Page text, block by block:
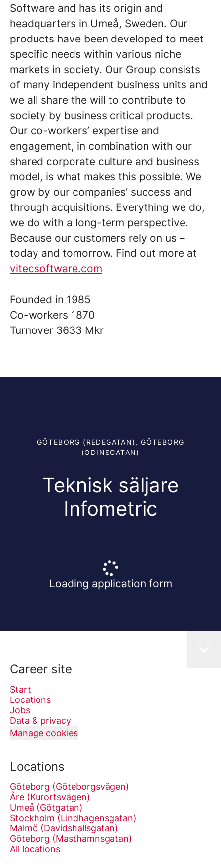
Software and has its origin and
headquarters in Umeå, Sweden. Our
products have been developed to meet
specific needs within various niche
markets in society. Our Group consists
of many independent business units and
we all share the will to contribute to
society by business critical products.
Our co-workers’ expertise and
engagement, in combination with our
shared corporate culture and business
model, is what makes this possible. We
grow by our companies’ success and
through acquisitions. Everything we do,
we do with a long-term perspective.
Because our customers rely on us –
today and tomorrow. Find out more at
vitecsoftware.com
Founded in 1985
Co-workers 1870
Turnover 3633 Mkr
GÖTEBORG (REDEGATAN), GÖTEBORG
(ODINSGATAN)
Teknisk säljare
Infometric
Loading application form
Career site
Start
Locations
Jobs
Data & privacy
Manage cookies
Locations
Göteborg (Göteborgsvägen)
Åre (Kurortsvägen)
Umeå (Götgatan)
Stockholm (Lindhagensgatan)
Malmö (Davidshallsgatan)
Göteborg (Masthamnsgatan)
All locations